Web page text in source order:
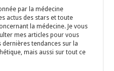
par la médecine
actus des stars et toute
la médecine. Je vous
mes articles pour vous
tendances sur la
mais aussi sur tout ce